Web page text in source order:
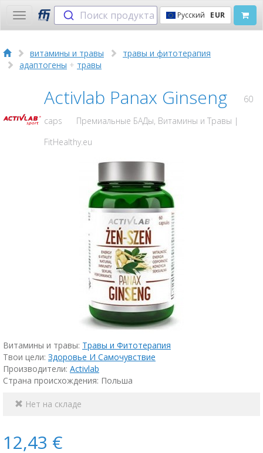
Toggle
navigation
Поиск продукта Русский EUR
витамины и травы
травы и фитотерапия
адаптогены + травы
Activlab Panax Ginseng
60
caps
Премиальные БАДы, Витамины и Травы |
FitHealthy.eu
Витамины и травы: Травы и Фитотерапия
Твои цели: Здоровье И Самочувствие
Производители: Activlab
Страна происхождения: Польша
Нет на складе
12,43 €